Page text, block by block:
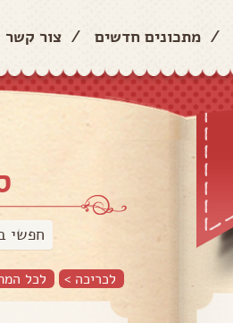
/ מתכונים חדשים / צור קשר
חפשי
לכריכה > לכל